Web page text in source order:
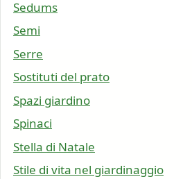
Sedums
Semi
Serre
Sostituti del prato
Spazi giardino
Spinaci
Stella di Natale
Stile di vita nel giardinaggio